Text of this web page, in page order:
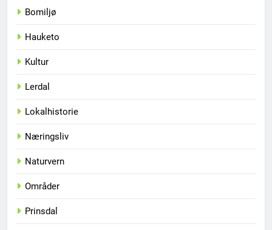
Bomiljø
Hauketo
Kultur
Lerdal
Lokalhistorie
Næringsliv
Naturvern
Områder
Prinsdal